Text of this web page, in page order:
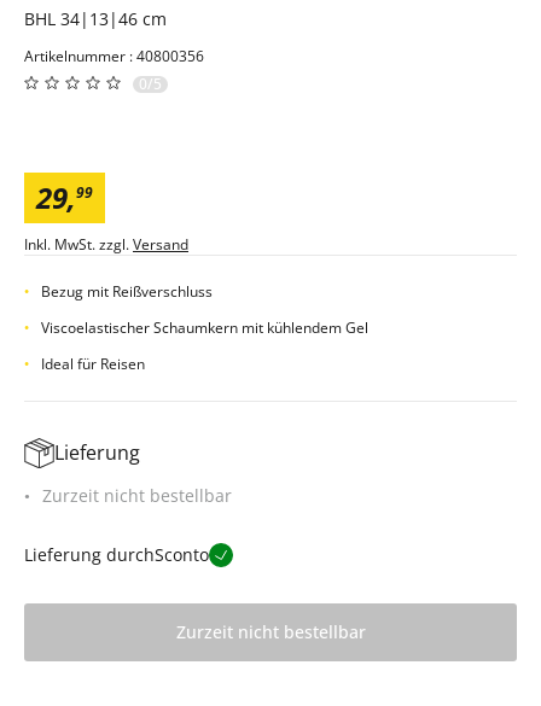
BHL 34|13|46 cm
Artikelnummer : 40800356
0/5
29,99
Inkl. MwSt. zzgl.Versand
Bezug mit Reißverschluss
Viscoelastischer Schaumkern mit kühlendem Gel
Ideal für Reisen
Lieferung
Zurzeit nicht bestellbar
Lieferung durchSconto
Zurzeit nicht bestellbar